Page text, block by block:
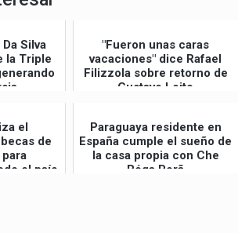
Silva
la Triple
"Fueron unas caras
vacaciones" dice Rafael
Filizzola sobre retorno de
Gustavo Leite
el
de
el país
Paraguaya residente en
España cumple el sueño de
la casa propia con Che
Róga Porã